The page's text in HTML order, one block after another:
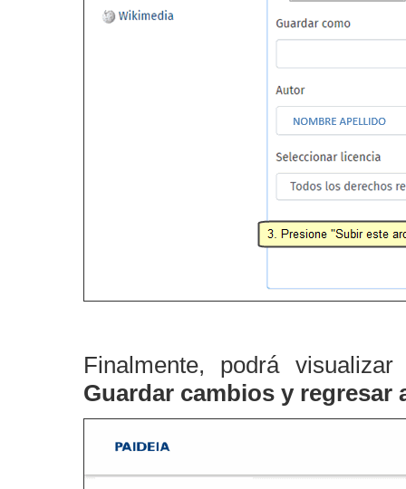
Finalmente, podrá
Guardar cambios y regresar